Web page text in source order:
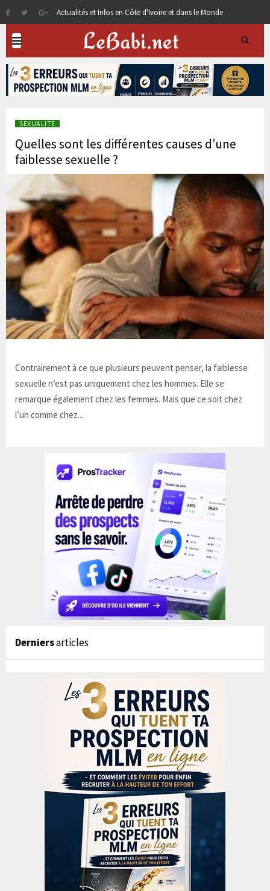
Actualités et Infos en Côte d'Ivoire et dans le Monde
SEXUALITE
Quelles sont les différentes causes d’une
faiblesse sexuelle ?
Contrairement à ce que plusieurs peuvent penser, la faiblesse
sexuelle n’est pas uniquement chez les hommes. Elle se
remarque également chez les femmes. Mais que ce soit chez
l’un comme chez...
Derniersarticles